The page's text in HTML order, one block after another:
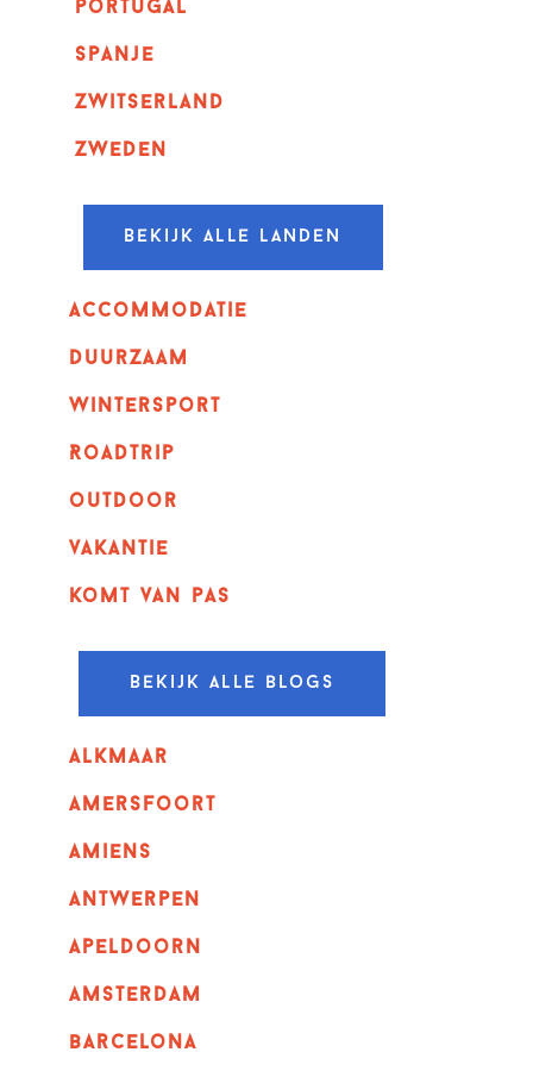
portugal
spanje
zwitserland
zweden
Bekijk alle landen
Accommodatie
Duurzaam
wintersport
Roadtrip
outdoor
vakantie
komt van pas
Bekijk alle blogs
alkmaar
amersfoort
amiens
Antwerpen
apeldoorn
Amsterdam
barcelona